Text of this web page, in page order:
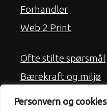
Personvern og cookies
Forhandler
Web 2 Print
Ofte stilte spørsmål
Bærekraft og miljø